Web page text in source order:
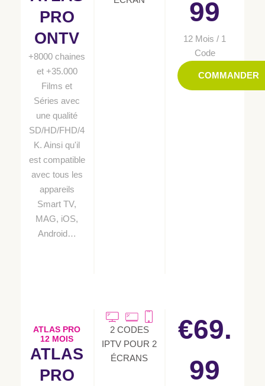
PRO
ONTV
+8000 chaines
et +35.000
Films et
Séries avec
une qualité
SD/HD/FHD/4
K. Ainsi qu'il
est compatible
avec tous les
appareils
Smart TV,
MAG, iOS,
Android…
99
12 Mois / 1
Code
COMMANDER
ATLAS PRO
12 MOIS
ATLAS
PRO
2 CODES
IPTV POUR 2
ÉCRANS
€69.
99